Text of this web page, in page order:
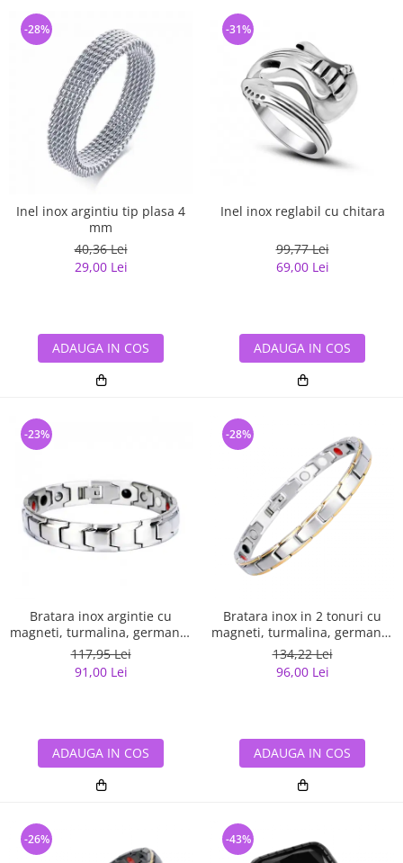
Inel inox argintiu tip plasa 4
mm
40,36 Lei
29,00 Lei
-28%
ADAUGA IN COS
Inel inox reglabil cu chitara
99,77 Lei
69,00 Lei
-31%
ADAUGA IN COS
Bratara inox argintie cu
magneti, turmalina, germaniu
si anioni
117,95 Lei
91,00 Lei
-23%
ADAUGA IN COS
Bratara inox in 2 tonuri cu
magneti, turmalina, germaniu
si anioni
134,22 Lei
96,00 Lei
-28%
ADAUGA IN COS
-26% -43%